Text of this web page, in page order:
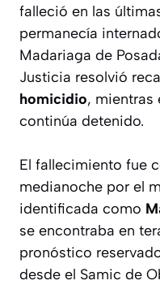
falleció en las
permanecía
Madariaga de
Justicia resolvió
homicidio, mientras
continúa detenido.
El fallecimiento fue
medianoche por el
identificada como
se encontraba en
pronóstico
desde el Samic de